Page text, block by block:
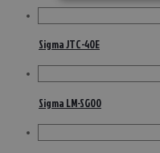
Sigma JTC-40E
Sigma LM-SG00